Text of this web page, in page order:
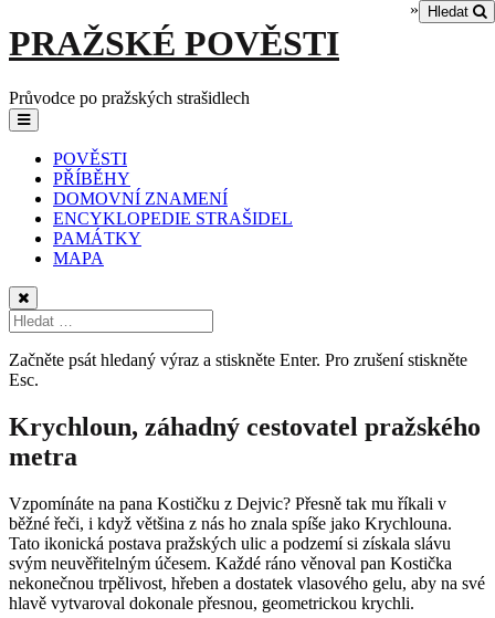
Skip
to
PRAŽSKÉ POVĚSTI
Průvodce po pražských strašidlech
Main
navigation
Menu
POVĚSTI
PŘÍBĚHY
DOMOVNÍ ZNAMENÍ
ENCYKLOPEDIE STRAŠIDEL
PAMÁTKY
MAPA
» Hledat
Začněte psát hledaný výraz a stiskněte Enter. Pro zrušení stiskněte
Esc.
Krychloun, záhadný cestovatel pražského
metra
Vzpomínáte na pana Kostičku z Dejvic? Přesně tak mu říkali v
běžné řeči, i když většina z nás ho znala spíše jako Krychlouna.
Tato ikonická postava pražských ulic a podzemí si získala slávu
svým neuvěřitelným účesem. Každé ráno věnoval pan Kostička
nekonečnou trpělivost, hřeben a dostatek vlasového gelu, aby na své
hlavě vytvaroval dokonale přesnou, geometrickou krychli.